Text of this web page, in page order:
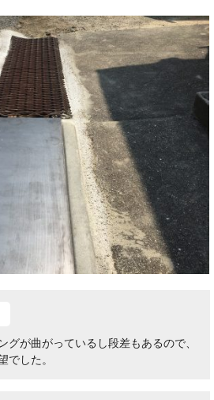
が曲がっているし段差もあるので、
した。